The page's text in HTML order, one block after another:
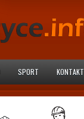
SPORT KONTAKT